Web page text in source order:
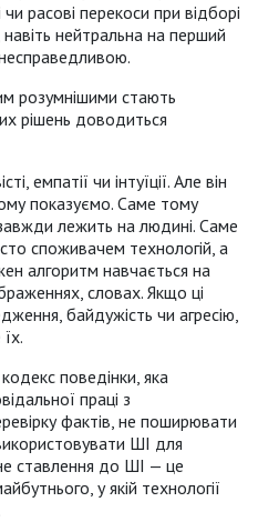
расові перекоси при відборі
нейтральна на перший
розумнішими стають
рішень доводиться
емпатії чи інтуїції. Але він
показуємо. Саме тому
завжди лежить на людині. Саме
споживачем технологій, а
алгоритм навчається на
словах. Якщо ці
байдужість чи агресію,
поведінки, яка
праці з
фактів, не поширювати
ШІ для
ставлення до ШІ — це
у якій технології